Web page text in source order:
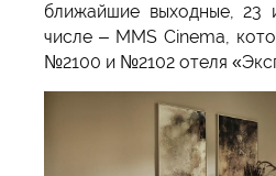
ближайшие выходные, 23
числе – MMS Cinema,
№2100 и №2102 отеля